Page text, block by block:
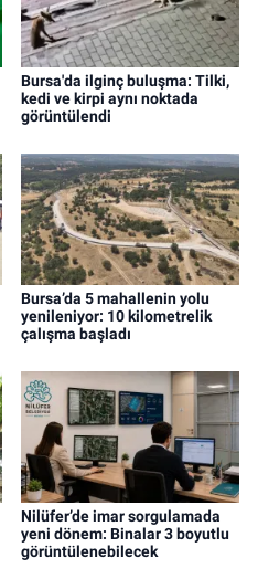
Bursa'da ilginç buluşma: Tilki,
kedi ve kirpi aynı noktada
görüntülendi
Bursa’da 5 mahallenin yolu
yenileniyor: 10 kilometrelik
çalışma başladı
Nilüfer’de imar sorgulamada
yeni dönem: Binalar 3 boyutlu
görüntülenebilecek